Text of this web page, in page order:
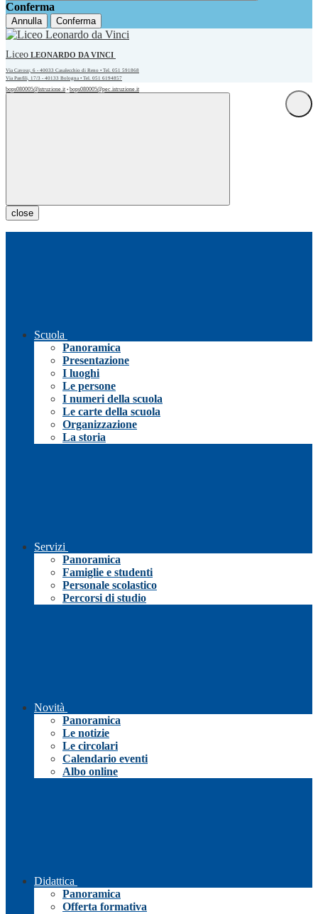
Conferma
Annulla Conferma
Liceo LEONARDO DA VINCI
Via Cavour, 6 - 40033 Casalecchio di Reno • Tel. 051 591868
Via Panfili, 17/3 - 40133 Bologna • Tel. 051 6194857
bops080005@istruzione.it • bops080005@pec.istruzione.it
close
Scuola
Panoramica
Presentazione
I luoghi
Le persone
I numeri della scuola
Le carte della scuola
Organizzazione
La storia
Servizi
Panoramica
Famiglie e studenti
Personale scolastico
Percorsi di studio
Novità
Panoramica
Le notizie
Le circolari
Calendario eventi
Albo online
Didattica
Panoramica
Offerta formativa